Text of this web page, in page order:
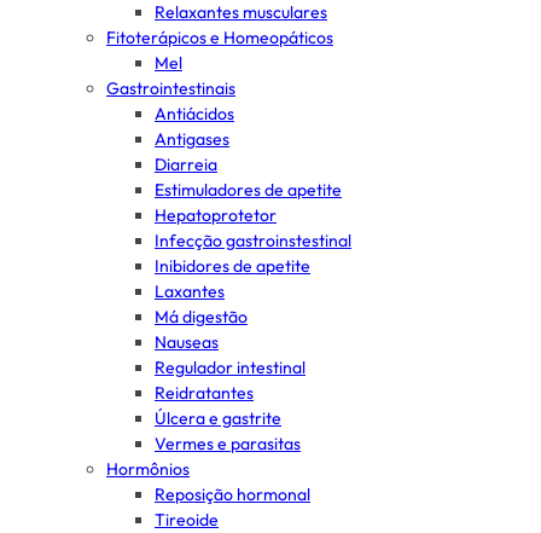
Relaxantes musculares
Fitoterápicos e Homeopáticos
Mel
Gastrointestinais
Antiácidos
Antigases
Diarreia
Estimuladores de apetite
Hepatoprotetor
Infecção gastroinstestinal
Inibidores de apetite
Laxantes
Má digestão
Nauseas
Regulador intestinal
Reidratantes
Úlcera e gastrite
Vermes e parasitas
Hormônios
Reposição hormonal
Tireoide